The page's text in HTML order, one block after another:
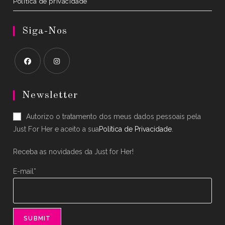
Siga-Nos
in
new
tab
in
new
tab
Newsletter
Autorizo o tratamento dos meus dados pessoais pela
Just For Her e aceito a suaPolítica de Privacidade
Receba as novidades da Just for Her!
E-mail*